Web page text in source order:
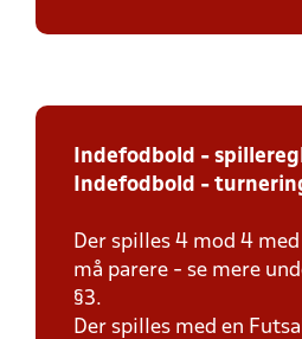
Indefodbold -
Indefodbold -
Der spilles 4 mod 4
må parere - se mere
§3.
Der spilles med en